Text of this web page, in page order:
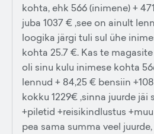
kohta, ehk 566 (inimene) +
juba 1037 € ,see on ainult
loogika järgi tuli sul ühe
kohta 25.7 €. Kas te
oli sinu kulu inimese kohta
lennud + 84,25 € bensiin
kokku 1229€ ,sinna juurde jäi
+piletid +reisikindlustus
pea sama summa veel